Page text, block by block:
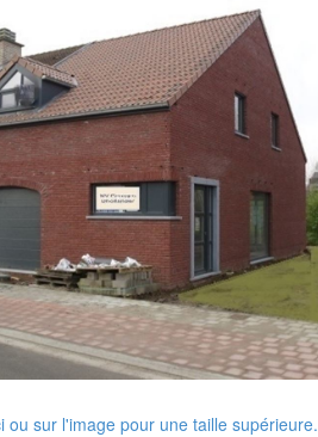
ou sur l'image pour une taille supérieure.